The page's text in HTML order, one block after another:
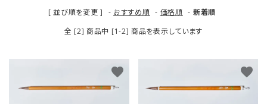
ACCOUNT MENU
[ 並び順を変更 ] - おすすめ順 - 価格順 - 新着順
全 [2] 商品中 [1-2] 商品を表示しています
favorite favorite